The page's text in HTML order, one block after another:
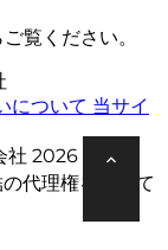
覧ください。
について 当サイ
2026 All
代理権を有して